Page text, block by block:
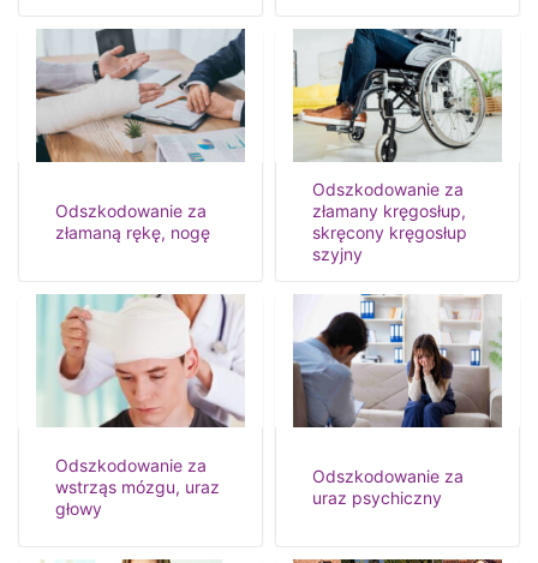
Odszkodowanie za
złamaną rękę, nogę
Odszkodowanie za
złamany kręgosłup,
skręcony kręgosłup
szyjny
Odszkodowanie za
wstrząs mózgu, uraz
głowy
Odszkodowanie za
uraz psychiczny